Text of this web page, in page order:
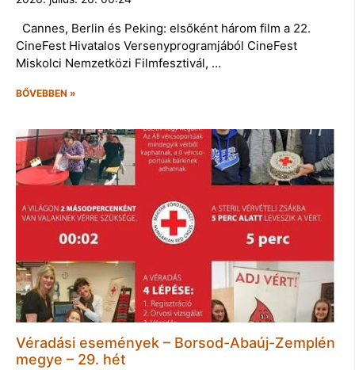
Cannes, Berlin és Peking: elsőként három film a 22.
CineFest Hivatalos Versenyprogramjából CineFest
Miskolci Nemzetközi Filmfesztivál, …
BŐVEBBEN »
Véradási események – Borsod-Abaúj-Zemplén
megye – 29. hét